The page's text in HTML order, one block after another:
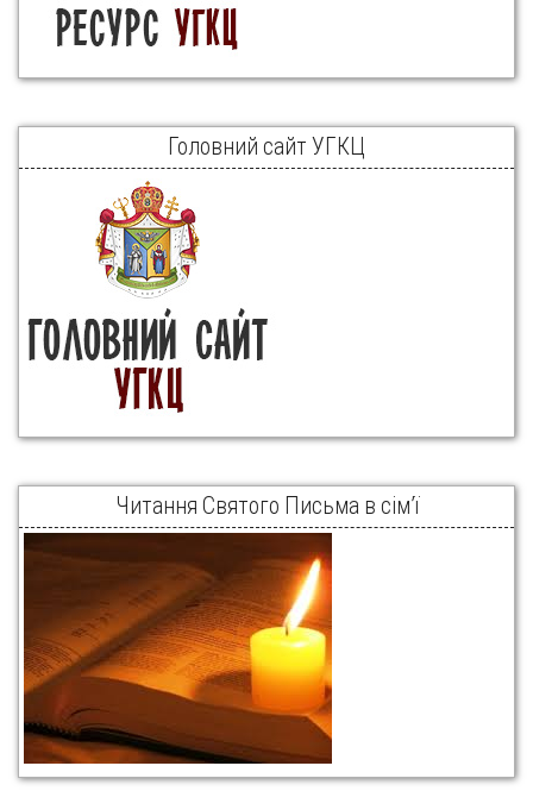
Головний сайт УГКЦ
Читання Святого Письма в сім’ї